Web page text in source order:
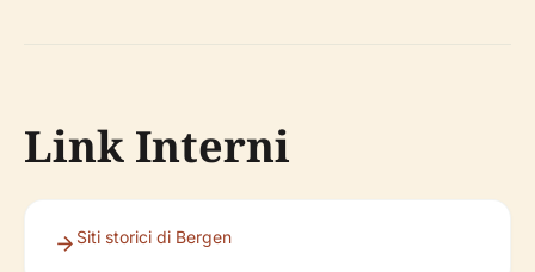
Link Interni
Siti storici di Bergen